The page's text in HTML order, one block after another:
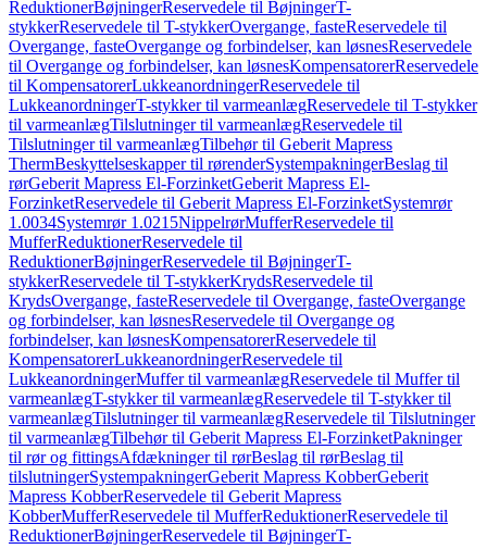
ReduktionerBøjningerReservedele til BøjningerT-
stykkerReservedele til T-stykkerOvergange, fasteReservedele til
Overgange, fasteOvergange og forbindelser, kan løsnesReservedele
til Overgange og forbindelser, kan løsnesKompensatorerReservedele
til KompensatorerLukkeanordningerReservedele til
LukkeanordningerT-stykker til varmeanlægReservedele til T-stykker
til varmeanlægTilslutninger til varmeanlægReservedele til
Tilslutninger til varmeanlægTilbehør til Geberit Mapress
ThermBeskyttelseskapper til rørenderSystempakningerBeslag til
rørGeberit Mapress El-ForzinketGeberit Mapress El-
ForzinketReservedele til Geberit Mapress El-ForzinketSystemrør
1.0034Systemrør 1.0215NippelrørMufferReservedele til
MufferReduktionerReservedele til
ReduktionerBøjningerReservedele til BøjningerT-
stykkerReservedele til T-stykkerKrydsReservedele til
KrydsOvergange, fasteReservedele til Overgange, fasteOvergange
og forbindelser, kan løsnesReservedele til Overgange og
forbindelser, kan løsnesKompensatorerReservedele til
KompensatorerLukkeanordningerReservedele til
LukkeanordningerMuffer til varmeanlægReservedele til Muffer til
varmeanlægT-stykker til varmeanlægReservedele til T-stykker til
varmeanlægTilslutninger til varmeanlægReservedele til Tilslutninger
til varmeanlægTilbehør til Geberit Mapress El-ForzinketPakninger
til rør og fittingsAfdækninger til rørBeslag til rørBeslag til
tilslutningerSystempakningerGeberit Mapress KobberGeberit
Mapress KobberReservedele til Geberit Mapress
KobberMufferReservedele til MufferReduktionerReservedele til
ReduktionerBøjningerReservedele til BøjningerT-